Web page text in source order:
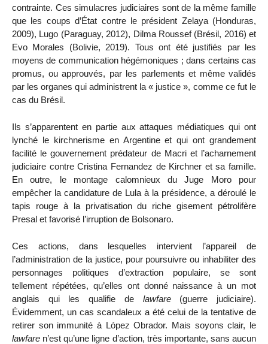
contrainte. Ces simulacres judiciaires sont de la même famille
que les coups d’État contre le président Zelaya (Honduras,
2009), Lugo (Paraguay, 2012), Dilma Roussef (Brésil, 2016) et
Evo Morales (Bolivie, 2019). Tous ont été justifiés par les
moyens de communication hégémoniques ; dans certains cas
promus, ou approuvés, par les parlements et même validés
par les organes qui administrent la « justice », comme ce fut le
cas du Brésil.
Ils s’apparentent en partie aux attaques médiatiques qui ont
lynché le kirchnerisme en Argentine et qui ont grandement
facilité le gouvernement prédateur de Macri et l’acharnement
judiciaire contre Cristina Fernandez de Kirchner et sa famille.
En outre, le montage calomnieux du Juge Moro pour
empêcher la candidature de Lula à la présidence, a déroulé le
tapis rouge à la privatisation du riche gisement pétrolifère
Presal et favorisé l’irruption de Bolsonaro.
Ces actions, dans lesquelles intervient l’appareil de
l’administration de la justice, pour poursuivre ou inhabiliter des
personnages politiques d’extraction populaire, se sont
tellement répétées, qu’elles ont donné naissance à un mot
anglais qui les qualifie de lawfare(guerre judiciaire).
Évidemment, un cas scandaleux a été celui de la tentative de
retirer son immunité à López Obrador. Mais soyons clair, le
lawfare n’est qu’une ligne d’action, très importante, sans aucun